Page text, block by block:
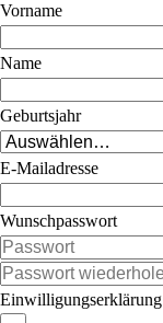
Vorname
Name
Geburtsjahr
E-Mailadresse
Wunschpasswort